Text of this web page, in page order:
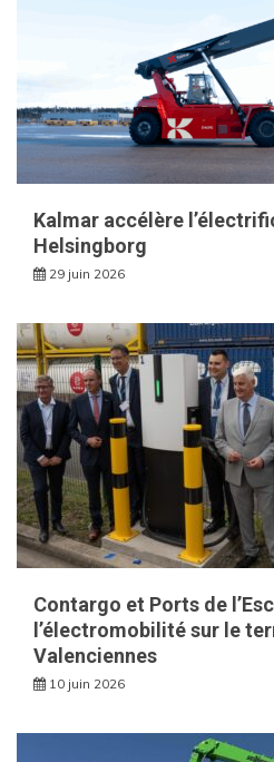
Kalmar accélère
Helsingborg
29 juin 2026
Contargo et Ports de
l’électromobilité sur le
Valenciennes
10 juin 2026